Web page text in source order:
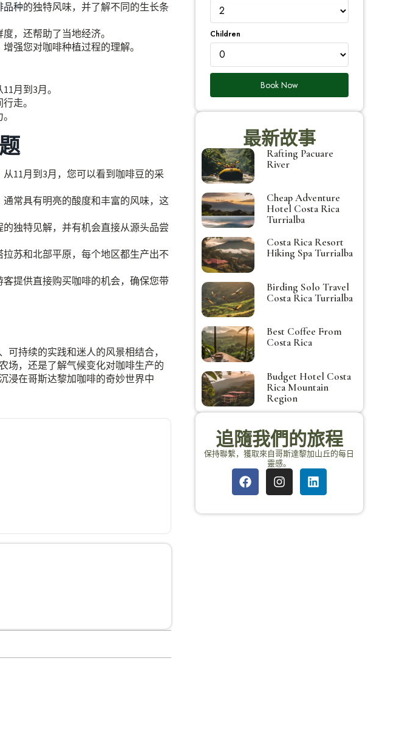
品种的独特风味，并了解不同的生长条
，还帮助了当地经济。
强您对咖啡种植过程的理解。
月到3月。
走。
11月到3月，您可以看到咖啡豆的采
常具有明亮的酸度和丰富的风味，这
独特见解，并有机会直接从源头品尝
苏和北部平原，每个地区都生产出不
提供直接购买咖啡的机会，确保您带
持续的实践和迷人的风景相结合，
场，还是了解气候变化对咖啡生产的
浸在哥斯达黎加咖啡的奇妙世界中
Children
Book Now
最新故事
Rafting Pacuare
River
Cheap Adventure
Hotel Costa Rica
Turrialba
Costa Rica Resort
Hiking Spa Turrialba
Birding Solo Travel
Costa Rica Turrialba
Best Coffee From
Costa Rica
Budget Hotel Costa
Rica Mountain
Region
追隨我們的旅程
保持聯繫，獲取來自哥斯達黎加山丘的每日
靈感。